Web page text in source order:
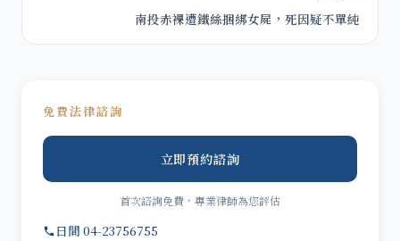
南投赤裸遭鐵絲捆綁女屍，死因疑不單純
免費法律諮詢
立即預約諮詢
首次諮詢免費，專業律師為您評估
日間 04-23756755